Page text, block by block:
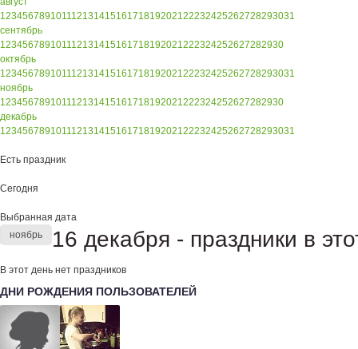
12345678910111213141516171819202122232425262728293031
сентябрь
123456789101112131415161718192021222324252627282930
октябрь
12345678910111213141516171819202122232425262728293031
ноябрь
123456789101112131415161718192021222324252627282930
декабрь
12345678910111213141516171819202122232425262728293031
Есть праздник
Сегодня
Выбранная дата
ноябрь
16 декабря - праздники в
В этот день нет праздников
ДНИ РОЖДЕНИЯ ПОЛЬЗОВАТЕЛЕЙ